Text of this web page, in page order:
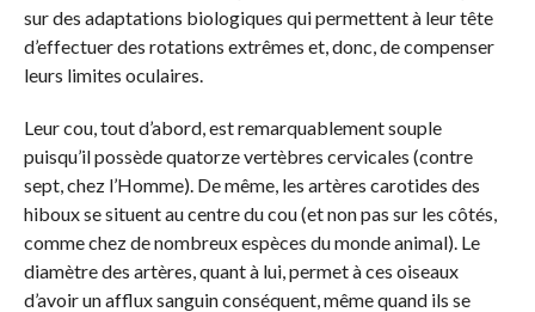
sur des adaptations biologiques qui permettent à leur tête
d’effectuer des rotations extrêmes et, donc, de compenser
leurs limites oculaires.
Leur cou, tout d’abord, est remarquablement souple
puisqu’il possède quatorze vertèbres cervicales (contre
sept, chez l’Homme). De même, les artères carotides des
hiboux se situent au centre du cou (et non pas sur les côtés,
comme chez de nombreux espèces du monde animal). Le
diamètre des artères, quant à lui, permet à ces oiseaux
d’avoir un afflux sanguin conséquent, même quand ils se